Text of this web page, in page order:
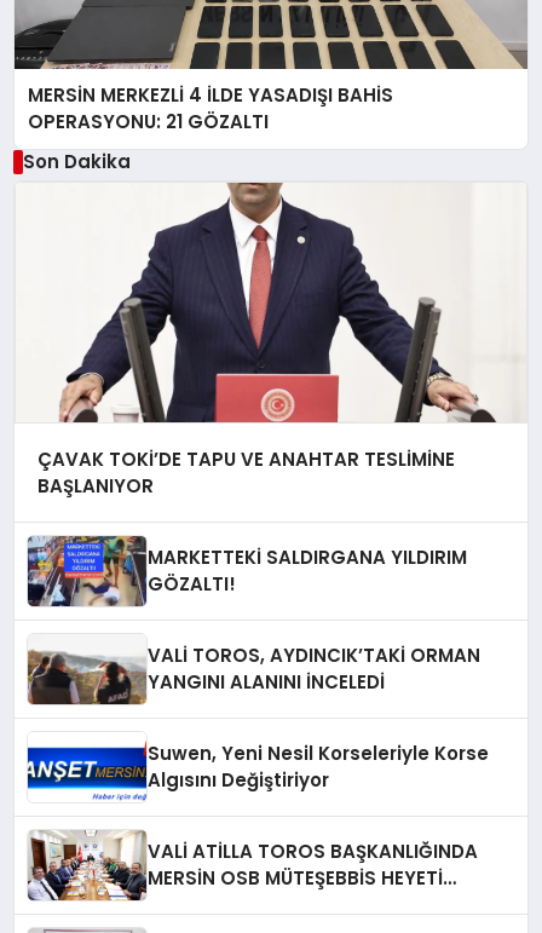
MERSİN MERKEZLİ 4 İLDE YASADIŞI BAHİS
OPERASYONU: 21 GÖZALTI
Son Dakika
ÇAVAK TOKİ’DE TAPU VE ANAHTAR TESLİMİNE
BAŞLANIYOR
MARKETTEKİ SALDIRGANA YILDIRIM
GÖZALTI!
VALİ TOROS, AYDINCIK’TAKİ ORMAN
YANGINI ALANINI İNCELEDİ
Suwen, Yeni Nesil Korseleriyle Korse
Algısını Değiştiriyor
VALİ ATİLLA TOROS BAŞKANLIĞINDA
MERSİN OSB MÜTEŞEBBİS HEYETİ